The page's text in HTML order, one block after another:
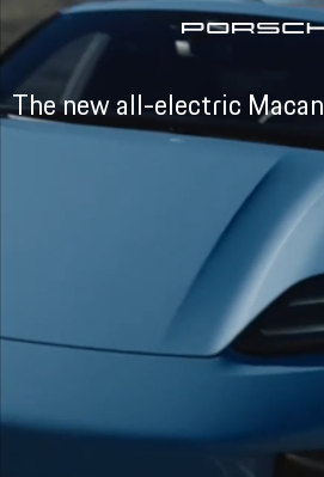
The new all-electric Macan